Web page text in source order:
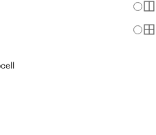
ET LYOCELL